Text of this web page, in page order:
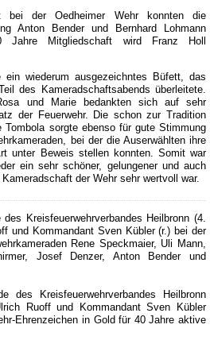
bei der Oedheimer Wehr konnten die
Anton Bender und Bernhard Lohmann
Mitgliedschaft wird Franz Holl
wiederum ausgezeichntes Büfett, das
des Kameradschaftsabends überleitete.
und Marie bedankten sich auf sehr
der Feuerwehr. Die schon zur Tradition
sorgte ebenso für gute Stimmung
bei der die Auserwählten ihre
unter Beweis stellen konnten. Somit war
ein sehr schöner, gelungener und auch
der Wehr sehr wertvoll war.
Kreisfeuerwehrverbandes Heilbronn (4.
und Kommandant Sven Kübler (r.) bei der
Rene Speckmaier, Uli Mann,
Josef Denzer, Anton Bender und
des Kreisfeuerwehrverbandes Heilbronn
Ruoff und Kommandant Sven Kübler
Ehrenzeichen in Gold für 40 Jahre aktive